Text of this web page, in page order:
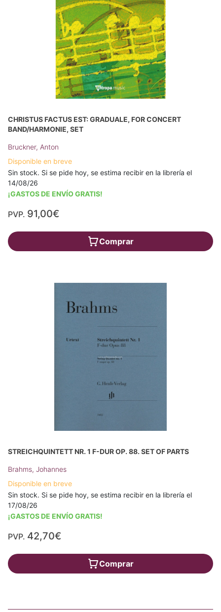
CHRISTUS FACTUS EST: GRADUALE, FOR CONCERT
BAND/HARMONIE, SET
Bruckner, Anton
Disponible en breve
Sin stock. Si se pide hoy, se estima recibir en la librería el
14/08/26
¡GASTOS DE ENVÍO GRATIS!
PVP. 91,00€
Comprar
STREICHQUINTETT NR. 1 F-DUR OP. 88. SET OF PARTS
Brahms, Johannes
Disponible en breve
Sin stock. Si se pide hoy, se estima recibir en la librería el
17/08/26
¡GASTOS DE ENVÍO GRATIS!
PVP. 42,70€
Comprar